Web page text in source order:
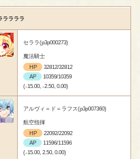
ララララ
セララ(p3p000273)
魔法騎士
HP
32812/32812
AP
10359/10359
(-15.00, -2.50, 0.00)
アルヴィ＝ド＝ラフス(p3p007360)
航空指揮
HP
22092/22092
AP
11596/11596
(-15.00, 2.50, 0.00)